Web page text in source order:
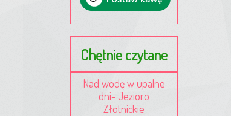
Chętnie czytane
Nad wodę w upalne
dni- Jezioro
Złotnickie